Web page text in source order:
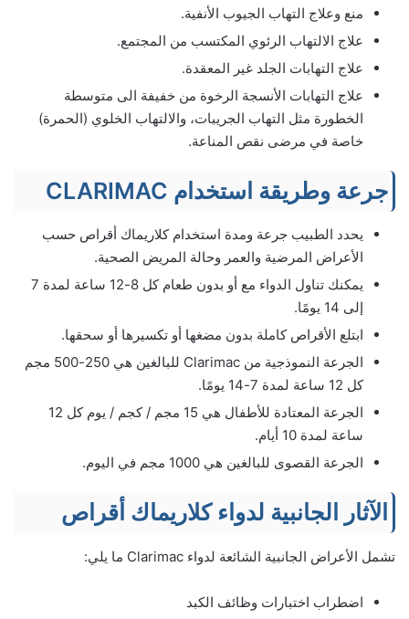
منع وعلاج التهاب الجيوب الأنفية.
علاج الالتهاب الرئوي المكتسب من المجتمع.
علاج التهابات الجلد غير المعقدة.
علاج التهابات الأنسجة الرخوة من خفيفة الى متوسطة
الخطورة مثل التهاب الجريبات، والالتهاب الخلوي (الحمرة)
خاصة في مرضى نقص المناعة.
جرعة وطريقة استخدام CLARIMAC
يحدد الطبيب جرعة ومدة استخدام كلاريماك أقراص حسب
الأعراض المرضية والعمر وحالة المريض الصحية.
يمكنك تناول الدواء مع أو بدون طعام كل 8-12 ساعة لمدة 7
إلى 14 يومًا.
ابتلع الأقراص كاملة بدون مضغها أو تكسيرها أو سحقها.
الجرعة النموذجية من Clarimac للبالغين هي 250-500 مجم
كل 12 ساعة لمدة 7-14 يومًا.
الجرعة المعتادة للأطفال هي 15 مجم / كجم / يوم كل 12
ساعة لمدة 10 أيام.
الجرعة القصوى للبالغين هي 1000 مجم في اليوم.
الآثار الجانبية لدواء كلاريماك أقراص
تشمل الأعراض الجانبية الشائعة لدواء Clarimac ما يلي:
اضطراب اختبارات وظائف الكبد